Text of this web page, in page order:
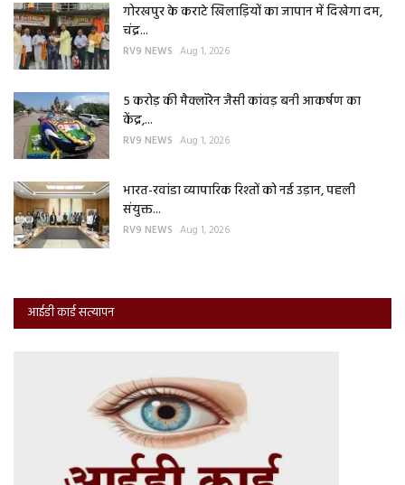
गोरखपुर के कराटे खिलाड़ियों का जापान में दिखेगा दम,
चंद्र...
RV9 NEWS Aug 1, 2026
5 करोड़ की मैक्लॉरेन जैसी कांवड़ बनी आकर्षण का
केंद्र,...
RV9 NEWS Aug 1, 2026
भारत-रवांडा व्यापारिक रिश्तों को नई उड़ान, पहली
संयुक्त...
RV9 NEWS Aug 1, 2026
आईडी कार्ड सत्यापन